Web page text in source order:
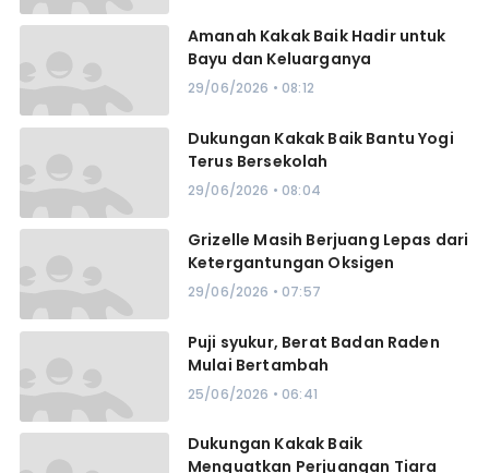
Amanah Kakak Baik Hadir untuk
Bayu dan Keluarganya
29/06/2026 • 08:12
Dukungan Kakak Baik Bantu Yogi
Terus Bersekolah
29/06/2026 • 08:04
Grizelle Masih Berjuang Lepas dari
Ketergantungan Oksigen
29/06/2026 • 07:57
Puji syukur, Berat Badan Raden
Mulai Bertambah
25/06/2026 • 06:41
Dukungan Kakak Baik
Menguatkan Perjuangan Tiara